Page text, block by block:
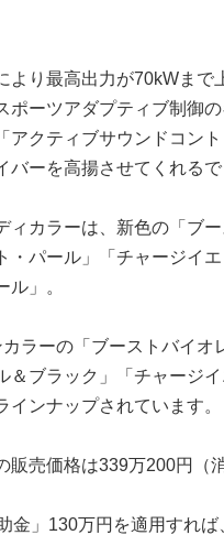
より最高出力が70kWま
ポーツアダプティブ制御
アクティブサウンドコン
バーを高揚させてくれるで
ィカラーは、新色の「ブ
・パール」「チャージイ
ル」。
ラーの「ブーストバイ
＆ブラック」「チャージ
インナップされています。
販売価格は339万200円（
金」130万円を適用すれ